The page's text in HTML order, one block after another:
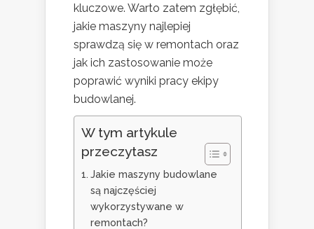
kluczowe. Warto zatem zgłębić,
jakie maszyny najlepiej
sprawdzą się w remontach oraz
jak ich zastosowanie może
poprawić wyniki pracy ekipy
budowlanej.
W tym artykule
przeczytasz
Jakie maszyny budowlane
są najczęściej
wykorzystywane w
remontach?